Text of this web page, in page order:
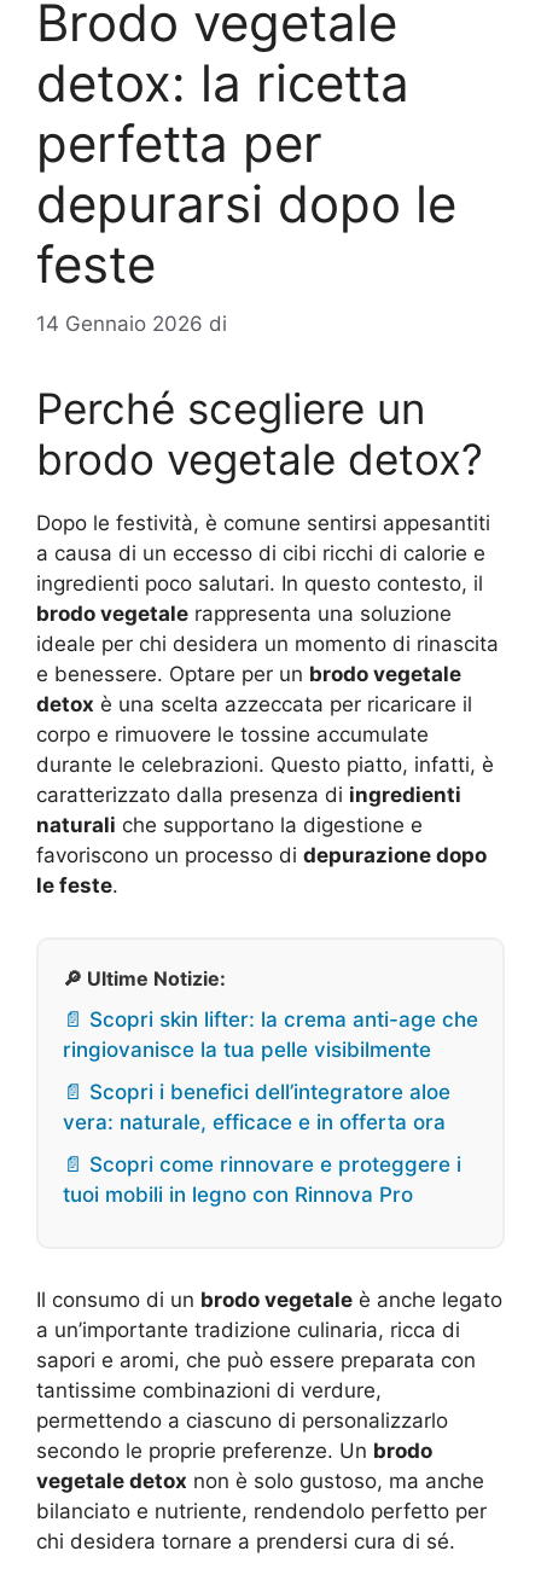
Brodo vegetale
detox: la ricetta
perfetta per
depurarsi dopo le
feste
14 Gennaio 2026 di
Perché scegliere un
brodo vegetale detox?
Dopo le festività, è comune sentirsi appesantiti
a causa di un eccesso di cibi ricchi di calorie e
ingredienti poco salutari. In questo contesto, il
brodo vegetale rappresenta una soluzione
ideale per chi desidera un momento di rinascita
e benessere. Optare per un brodo vegetale
detox è una scelta azzeccata per ricaricare il
corpo e rimuovere le tossine accumulate
durante le celebrazioni. Questo piatto, infatti, è
caratterizzato dalla presenza di ingredienti
naturali che supportano la digestione e
favoriscono un processo di depurazione dopo
le feste.
🔎 Ultime Notizie:
📄 Scopri skin lifter: la crema anti-age che
ringiovanisce la tua pelle visibilmente
📄 Scopri i benefici dell’integratore aloe
vera: naturale, efficace e in offerta ora
📄 Scopri come rinnovare e proteggere i
tuoi mobili in legno con Rinnova Pro
Il consumo di un brodo vegetale è anche legato
a un’importante tradizione culinaria, ricca di
sapori e aromi, che può essere preparata con
tantissime combinazioni di verdure,
permettendo a ciascuno di personalizzarlo
secondo le proprie preferenze. Un brodo
vegetale detox non è solo gustoso, ma anche
bilanciato e nutriente, rendendolo perfetto per
chi desidera tornare a prendersi cura di sé.